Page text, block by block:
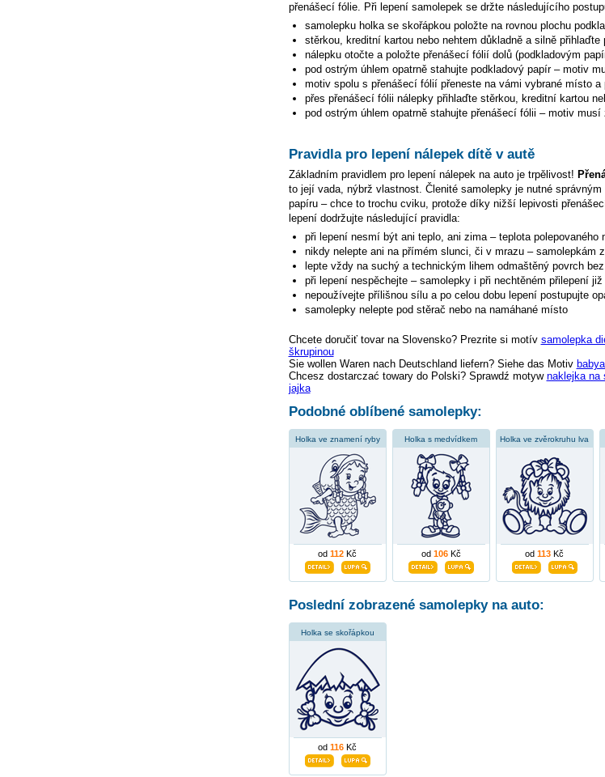
přenášecí fólie. Při lepení samolepek se držte následujícího
samolepku holka se skořápkoupoložte na rovnou plochu
stěrkou, kreditní kartou nebo nehtem důkladně a silně
nálepku otočte a položte přenášecí fólií dolů (podkladovým
pod ostrým úhlem opatrně stahujte podkladový papír – motiv
motiv spolu s přenášecí fólií přeneste na vámi vybrané místo a
přes přenášecí fólii nálepky přihlaďte stěrkou, kreditní kartou
pod ostrým úhlem opatrně stahujte přenášecí fólii – motiv
Pravidla pro lepení nálepek dítě v autě
Základním pravidlem pro lepení nálepek na auto je trpělivost!
to její vada, nýbrž vlastnost. Členité samolepky je nutné
papíru – chce to trochu cviku, protože díky nižší lepivosti
lepení dodržujte následující pravidla:
při lepení nesmí být ani teplo, ani zima – teplota polepovaného
nikdy nelepte ani na přímém slunci, či v mrazu – samolepkám
lepte vždy na suchý a technickým lihem odmaštěný povrch
při lepení nespěchejte – samolepky i při nechtěném přilepení již
nepoužívejte přílišnou sílu a po celou dobu lepení postupujte
samolepky nelepte pod stěrač nebo na namáhané místo
Chcete doručiť tovar na Slovensko? Prezrite si motív samolepka
škrupinou
Sie wollen Waren nach Deutschland liefern? Siehe das Motiv
Chcesz dostarczać towary do Polski? Sprawdź motyw naklejka na
jajka
Podobné oblíbené samolepky:
Holka ve znamení ryby
od 112 Kč
Holka s medvídkem
od 106Kč
Holka ve zvěrokruhu lva
od 113 Kč
Poslední zobrazené samolepky na auto:
Holka se skořápkou
od 116 Kč